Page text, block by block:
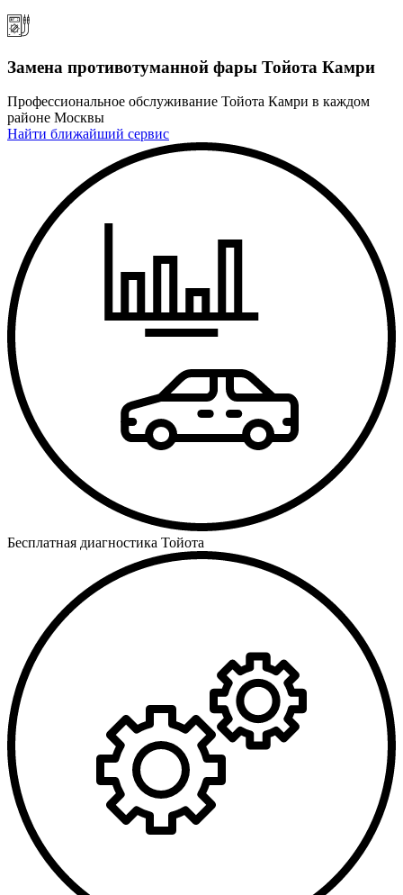
Замена противотуманной фары Тойота Камри
Профессиональное обслуживание Тойота Камри в каждом
районе Москвы
Найти ближайший сервис
Бесплатная диагностика Тойота